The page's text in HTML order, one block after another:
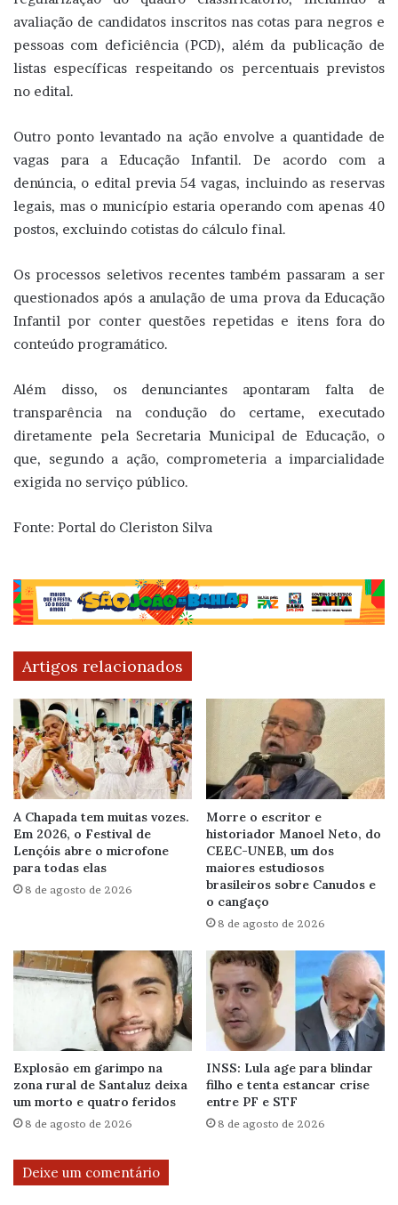
avaliação de candidatos inscritos nas cotas para negros e
pessoas com deficiência (PCD), além da publicação de
listas específicas respeitando os percentuais previstos
no edital.
Outro ponto levantado na ação envolve a quantidade de
vagas para a Educação Infantil. De acordo com a
denúncia, o edital previa 54 vagas, incluindo as reservas
legais, mas o município estaria operando com apenas 40
postos, excluindo cotistas do cálculo final.
Os processos seletivos recentes também passaram a ser
questionados após a anulação de uma prova da Educação
Infantil por conter questões repetidas e itens fora do
conteúdo programático.
Além disso, os denunciantes apontaram falta de
transparência na condução do certame, executado
diretamente pela Secretaria Municipal de Educação, o
que, segundo a ação, comprometeria a imparcialidade
exigida no serviço público.
Fonte: Portal do Cleriston Silva
Artigos relacionados
A Chapada tem muitas vozes.
Em 2026, o Festival de
Lençóis abre o microfone
para todas elas
8 de agosto de 2026
Morre o escritor e
historiador Manoel Neto, do
CEEC-UNEB, um dos
maiores estudiosos
brasileiros sobre Canudos e
o cangaço
8 de agosto de 2026
Explosão em garimpo na
zona rural de Santaluz deixa
um morto e quatro feridos
8 de agosto de 2026
INSS: Lula age para blindar
filho e tenta estancar crise
entre PF e STF
8 de agosto de 2026
Deixe um comentário